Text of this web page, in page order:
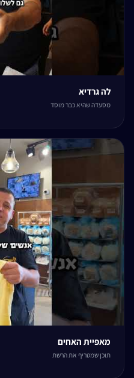
לה גרדיא
מסעדה שהיא כבר מוסד
מאפיית האחים
תוכן שמטריף את הרשת